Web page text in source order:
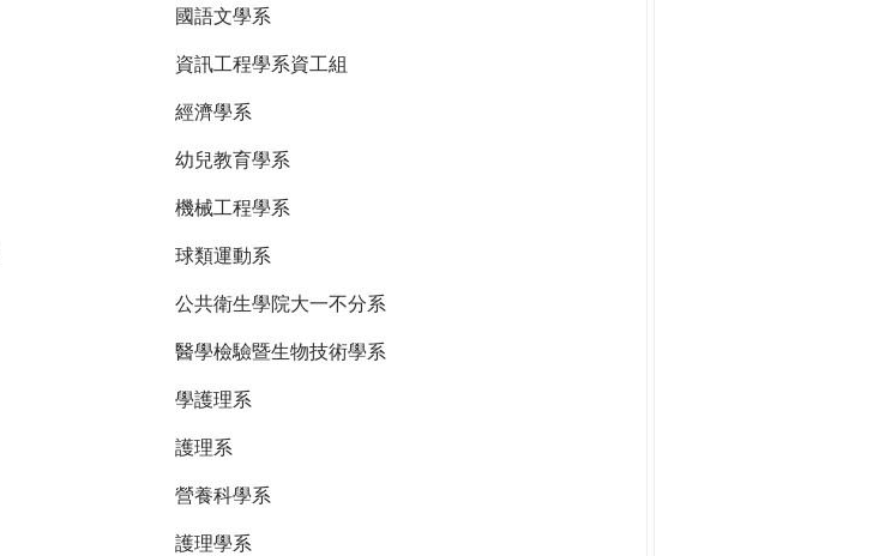
國語文學系
資訊工程學系資工組
經濟學系
幼兒教育學系
機械工程學系
球類運動系
公共衛生學院大一不分系
醫學檢驗暨生物技術學系
學護理系
護理系
營養科學系
護理學系